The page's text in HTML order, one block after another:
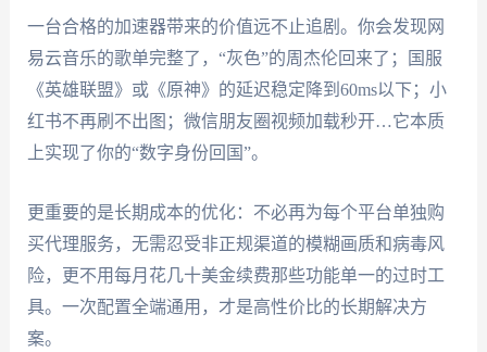
一台合格的加速器带来的价值远不止追剧。你会发现网
易云音乐的歌单完整了，“灰色”的周杰伦回来了；国服
《英雄联盟》或《原神》的延迟稳定降到60ms以下；小
红书不再刷不出图；微信朋友圈视频加载秒开…它本质
上实现了你的“数字身份回国”。
更重要的是长期成本的优化：不必再为每个平台单独购
买代理服务，无需忍受非正规渠道的模糊画质和病毒风
险，更不用每月花几十美金续费那些功能单一的过时工
具。一次配置全端通用，才是高性价比的长期解决方
案。